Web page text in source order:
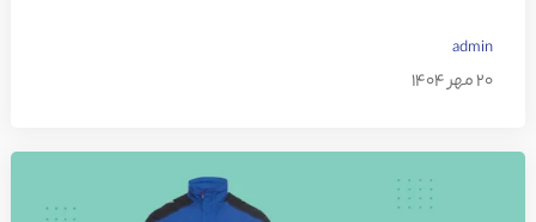
admin
20 مهر 1404